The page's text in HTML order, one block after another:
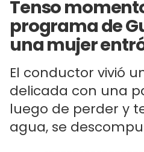
Tenso
programa de
una mujer
El conductor vivió
delicada con una
luego de perder y
agua, se